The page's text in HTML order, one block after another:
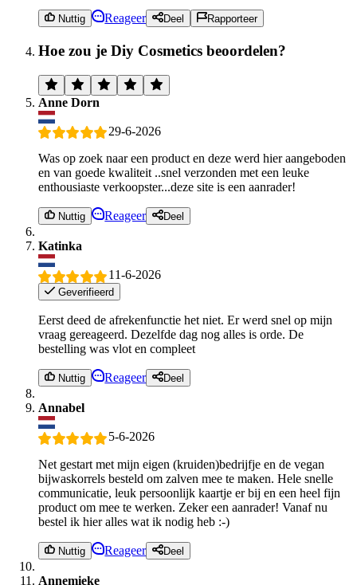
Nuttig Reageer Deel Rapporteer
Hoe zou je Diy Cosmetics beoordelen?
Anne Dorn
29-6-2026
Was op zoek naar een product en deze werd hier aangeboden
en van goede kwaliteit ..snel verzonden met een leuke
enthousiaste verkoopster...deze site is een aanrader!
Nuttig Reageer Deel
Katinka
11-6-2026
Geverifieerd
Eerst deed de afrekenfunctie het niet. Er werd snel op mijn
vraag gereageerd. Dezelfde dag nog alles is orde. De
bestelling was vlot en compleet
Nuttig Reageer Deel
Annabel
5-6-2026
Net gestart met mijn eigen (kruiden)bedrijfje en de vegan
bijwaskorrels besteld om zalven mee te maken. Hele snelle
communicatie, leuk persoonlijk kaartje er bij en een heel fijn
product om mee te werken. Zeker een aanrader! Vanaf nu
bestel ik hier alles wat ik nodig heb :-)
Nuttig Reageer Deel
Annemieke